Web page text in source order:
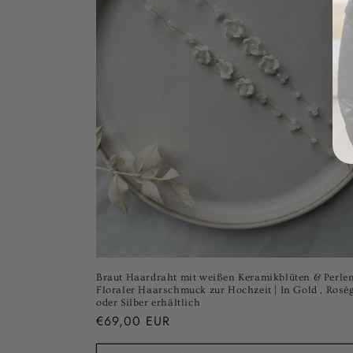
Braut Haardraht mit weißen Keramikblüten &
Floraler Haarschmuck zur Hochzeit | In Gold ,
oder Silber erhältlich
Normaler
Preis
€69,00 EUR